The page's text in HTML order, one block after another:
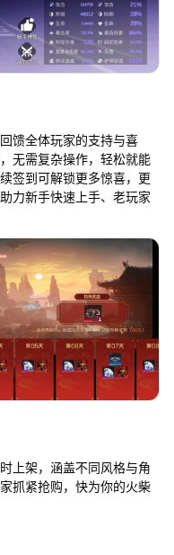
馈全体玩家的支持与喜
无需复杂操作，轻松就能
签到可解锁更多惊喜，更
力新手快速上手、老玩家
上架，涵盖不同风格与角
抓紧抢购，快为你的火柴